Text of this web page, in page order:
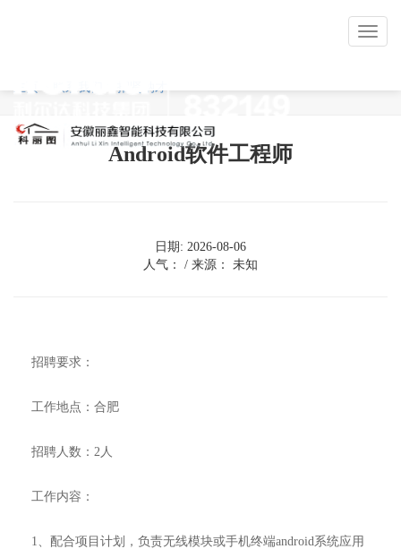
Toggle
主页 > 联系我们 > 招贤纳才
Android软件工程师
日期: 2026-08-06
人气： / 来源： 未知
招聘要求：
工作地点：合肥
招聘人数：2人
工作内容：
1、配合项目计划，负责无线模块或手机终端android系统应用